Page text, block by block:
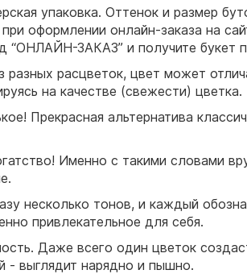
упаковка. Оттенок и размер
оформлении онлайн-заказа на
“ОНЛАЙН-ЗАКАЗ” и получите букет
расцветок, цвет может
на качестве (свежести) цветка.
Прекрасная альтернатива
Именно с такими словами
несколько тонов, и каждый
привлекательное для себя.
Даже всего один цветок
- выглядит нарядно и пышно.